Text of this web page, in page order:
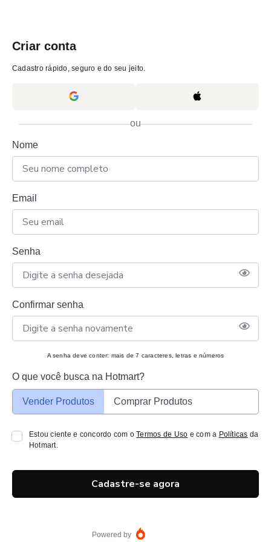
Criar conta
Cadastro rápido, seguro e do seu jeito.
ou
Nome
Email
Senha
Confirmar senha
A senha deve conter: mais de 7 caracteres, letras e números
O que você busca na Hotmart?
Vender Produtos Comprar Produtos
Estou ciente e concordo com oTermos de Uso e com a Políticas da
Hotmart.
Cadastre-se agora
Powered by